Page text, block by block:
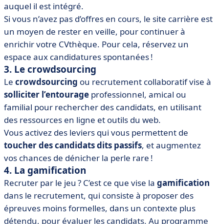
auquel il est intégré.
Si vous n’avez pas d’offres en cours, le site carrière est
un moyen de rester en veille, pour continuer à
enrichir votre CVthèque. Pour cela, réservez un
espace aux candidatures spontanées !
3. Le crowdsourcing
Le crowdsourcing ou recrutement collaboratif vise à
solliciter l’entourage professionnel, amical ou
familial pour rechercher des candidats, en utilisant
des ressources en ligne et outils du web.
Vous activez des leviers qui vous permettent de
toucher des candidats dits passifs, et augmentez
vos chances de dénicher la perle rare !
4. La gamification
Recruter par le jeu ? C’est ce que vise la gamification
dans le recrutement, qui consiste à proposer des
épreuves moins formelles, dans un contexte plus
détendu, pour évaluer les candidats. Au programme